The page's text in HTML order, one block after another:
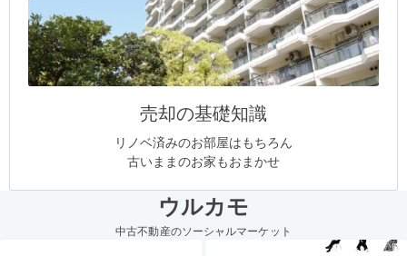
売却の基礎知識
リノベ済みのお部屋はもちろん
古いままのお家もおまかせ
ウルカモ
中古不動産のソーシャルマーケット